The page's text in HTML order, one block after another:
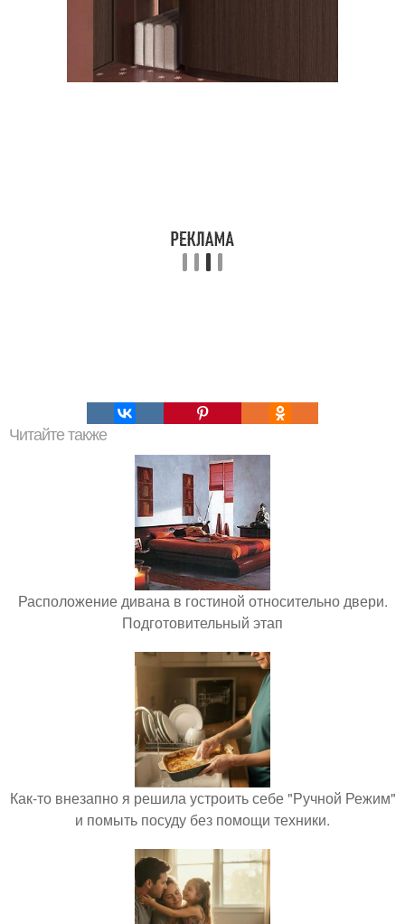
Читайте также
Расположение дивана в гостиной относительно двери.
Подготовительный этап
Как-то внезапно я решила устроить себе "Ручной Режим"
и помыть посуду без помощи техники.